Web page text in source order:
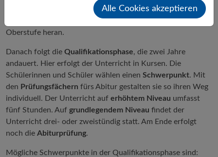
dauert ein Jahr. Der Unterricht findet
dort in Klassen statt und führt an das Arbeiten in der
Oberstufe heran.
Danach folgt die Qualifikationsphase, die zwei Jahre
andauert. Hier erfolgt der Unterricht in Kursen. Die
Schülerinnen und Schüler wählen einen Schwerpunkt. Mit
den Prüfungsfächern fürs Abitur gestalten sie so ihren Weg
individuell. Der Unterricht auf erhöhtem Niveau umfasst
fünf Stunden. Auf grundlegendem Niveau findet der
Unterricht drei- oder zweistündig statt. Am Ende erfolgt
noch die Abiturprüfung.
Mögliche Schwerpunkte in der Qualifikationsphase sind:
Alle Cookies akzeptieren